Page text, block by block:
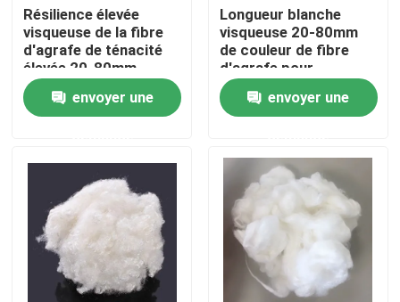
Contrôle de la qualité
Contact
Fibre d'agrafe visqueuse
Fibre discontinue de polyester recyclé
Fibre discontinue de polypropylène
Résilience élevée
visqueuse de la fibre
d'agrafe de ténacité
élevée 20-80mm
envoyer une
Longueur blanche
visqueuse 20-80mm
de couleur de fibre
d'agrafe pour
l'industrie textile
envoyer une